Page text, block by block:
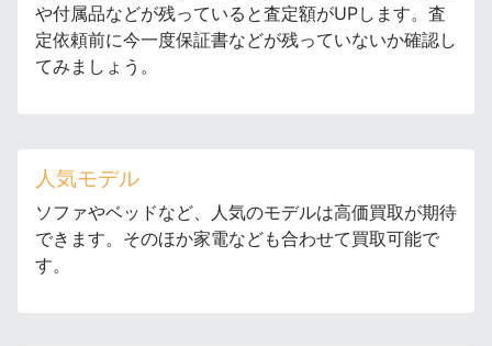
や付属品などが残っていると査定額がUPします。査
定依頼前に今一度保証書などが残っていないか確認し
てみましょう。
人気モデル
ソファやベッドなど、人気のモデルは高価買取が期待
できます。そのほか家電なども合わせて買取可能で
す。